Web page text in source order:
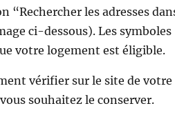
“Rechercher les adresses
ci-dessous). Les symboles
votre logement est éligible.
vérifier sur le site de votre
souhaitez le conserver.